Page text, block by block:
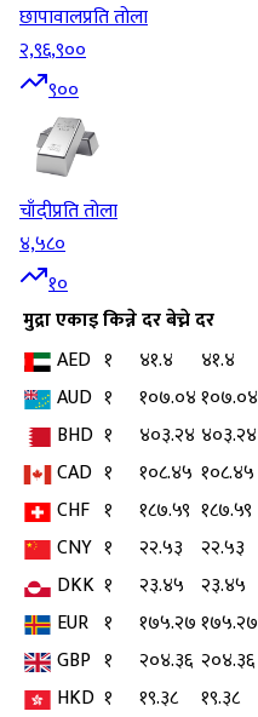
छापावालप्रति तोला
२,९६,९००
९००
चाँदीप्रति तोला
४,५८०
१०
मुद्राएकाइकिन्ने दरबेच्ने दर
AED १ ४१.४
४१.४
AUD १ १०७.०४१०७.०४
BHD १ ४०३.२४ ४०३.२४
CAD १ १०८.४५ १०८.४५
CHF १ १८७.५९ १८७.५९
CNY १ २२.५३
२२.५३
DKK १ २३.४५ २३.४५
EUR १ १७५.२७१७५.२७
GBP १ २०४.३६ २०४.३६
HKD १ १९.३८
१९.३८